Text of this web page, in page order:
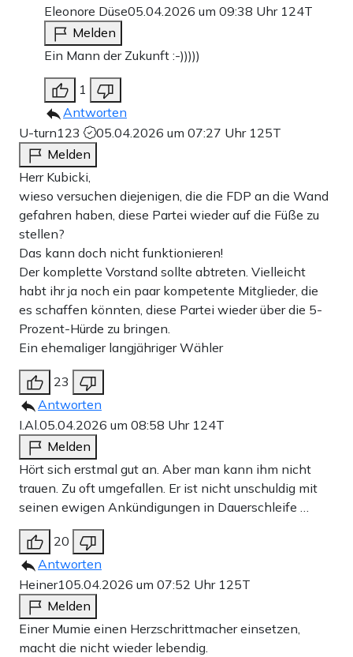
Eleonore Düse05.04.2026 um 09:38 Uhr 124T
Melden
Ein Mann der Zukunft :-)))))
1
Antworten
U-turn123
05.04.2026 um 07:27 Uhr 125T
Melden
Herr Kubicki,
wieso versuchen diejenigen, die die FDP an die Wand
gefahren haben, diese Partei wieder auf die Füße zu
stellen?
Das kann doch nicht funktionieren!
Der komplette Vorstand sollte abtreten. Vielleicht
habt ihr ja noch ein paar kompetente Mitglieder, die
es schaffen könnten, diese Partei wieder über die 5-
Prozent-Hürde zu bringen.
Ein ehemaliger langjähriger Wähler
23
Antworten
I.Al.05.04.2026 um 08:58 Uhr 124T
Melden
Hört sich erstmal gut an. Aber man kann ihm nicht
trauen. Zu oft umgefallen. Er ist nicht unschuldig mit
seinen ewigen Ankündigungen in Dauerschleife …
20
Antworten
Heiner105.04.2026 um 07:52 Uhr 125T
Melden
Einer Mumie einen Herzschrittmacher einsetzen,
macht die nicht wieder lebendig.